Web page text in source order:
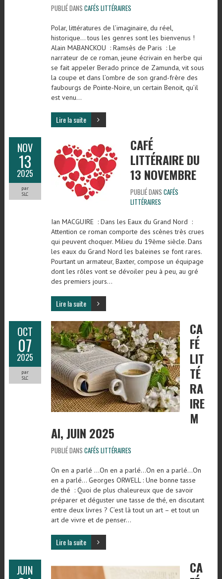
PUBLIÉ DANS CAFÉS LITTÉRAIRES
Polar, littératures de l’imaginaire, du réel,
historique… tous les genres sont les bienvenus !
Alain MABANCKOU : Ramsès de Paris : Le
narrateur de ce roman, jeune écrivain en herbe qui
se fait appeler Berado prince de Zamunda, vit sous
la coupe et dans l’ombre de son grand-frère des
faubourgs de Pointe-Noire, un certain Benoit, qu’il
est venu…
Lire la suite
NOV
13
2025
par
SLC
CAFÉ
LITTÉRAIRE DU
13 NOVEMBRE
PUBLIÉ DANS CAFÉS
LITTÉRAIRES
Ian MACGUIRE : Dans les Eaux du Grand Nord :
Attention ce roman comporte des scènes très crues
qui peuvent choquer. Milieu du 19ème siècle. Dans
les eaux du Grand Nord les baleines se font rares.
Pourtant un armateur, Baxter, compose un équipage
dont les rôles vont se dévoiler peu à peu, au gré
des premiers jours…
Lire la suite
OCT
07
2025
par
SLC
CA
FÉ
LIT
TÉ
RA
IRE
M
AI, JUIN 2025
PUBLIÉ DANS CAFÉS LITTÉRAIRES
On en a parlé …On en a parlé…On en a parlé…On
en a parlé… Georges ORWELL : Une bonne tasse
de thé : Quoi de plus chaleureux que de savoir
préparer et déguster une tasse de thé, en discutant
entre deux livres ? C’est là tout un art – et tout un
art de vivre et de penser…
Lire la suite
JUIN
CA